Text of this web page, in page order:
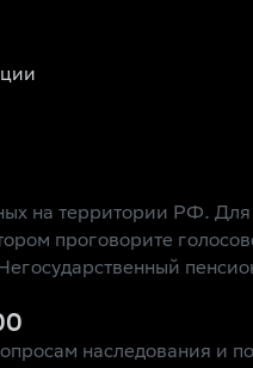
на территории РФ. Для
проговорите
наследования и